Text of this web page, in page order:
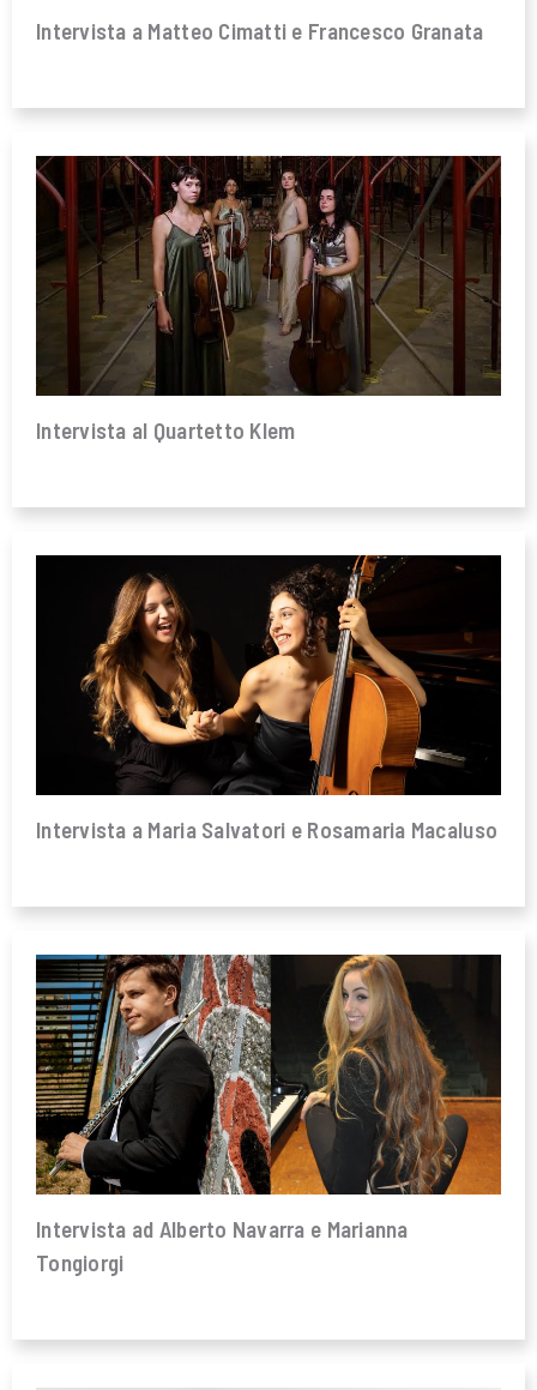
Intervista a Matteo Cimatti e Francesco Granata
Intervista al Quartetto Klem
Intervista a Maria Salvatori e Rosamaria Macaluso
Intervista ad Alberto Navarra e Marianna
Tongiorgi